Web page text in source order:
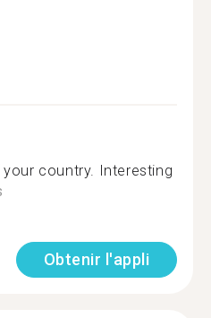
country. Interesting
Obtenir l'appli